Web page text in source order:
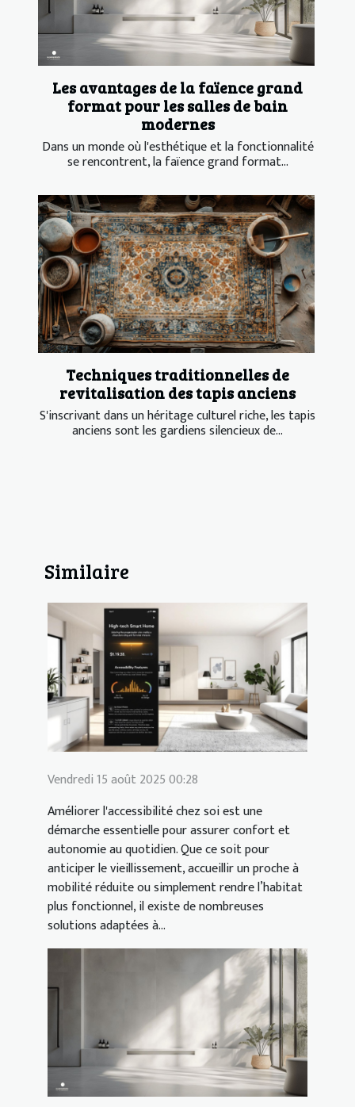
Les avantages de la faïence grand
format pour les salles de bain
modernes
Dans un monde où l'esthétique et la fonctionnalité
se rencontrent, la faïence grand format...
Techniques traditionnelles de
revitalisation des tapis anciens
S'inscrivant dans un héritage culturel riche, les tapis
anciens sont les gardiens silencieux de...
Similaire
Vendredi 15 août 2025 00:28
Améliorer l'accessibilité chez soi est une
démarche essentielle pour assurer confort et
autonomie au quotidien. Que ce soit pour
anticiper le vieillissement, accueillir un proche à
mobilité réduite ou simplement rendre l’habitat
plus fonctionnel, il existe de nombreuses
solutions adaptées à...